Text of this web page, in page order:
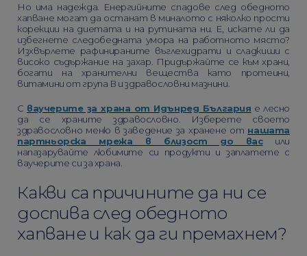
Но има надежда. Енергийните спадове след обедното
хапване могат да останат в миналото с няколко прости
корекции на диетата и на рутината ни. Е, искате ли да
избегнете следобедната умора на работното място?
Изхвърлете рафинираните въглехидрати и сладкиши с
високо съдържание на захар. Придържайте се към храни,
богати на хранителни вещества като протеини,
витамини от група В и здравословни мазнини.
С ваучерите за храна от Идънред България е лесно
да се храните здравословно. Изберете своето
здравословно меню в заведение за хранене от нашата
партньорска мрежа в близост до васили
напазарувайте любимите си продукти и заплатете с
ваучерите си за храна.
Какви са причините да ни се
доспива след обедното
хапване и как да ги премахнем?